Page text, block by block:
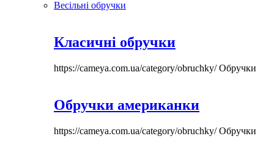
Весільні обручки
Класичні обручки
https://cameya.com.ua/category/obruchky/Обручки
Обручки американки
https://cameya.com.ua/category/obruchky/Обручки